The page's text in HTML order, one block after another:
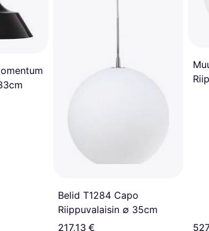
Belid T1284 Capo
Riippuvalaisin ∅ 35cm
217,13 €